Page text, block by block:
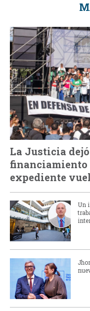
La Justicia
expediente
Un